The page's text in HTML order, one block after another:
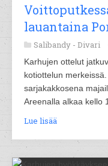
lauantaina
Salibandy - Divari
Karhujen ottelut
kotiottelun
sarjakakkosena
Areenalla alkaa kello
Lue lisää